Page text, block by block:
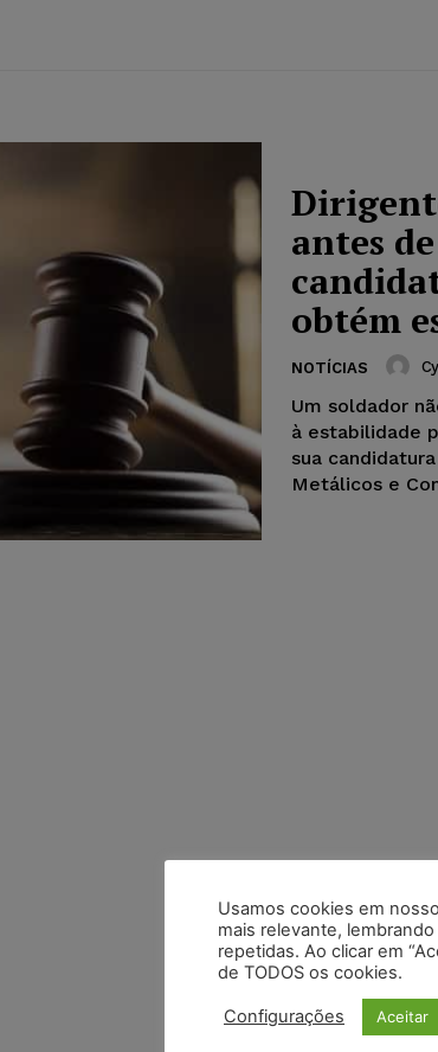
antes
obtém
NOTÍCIAS
Um soldador
à estabilidade
sua
Metálicos e
Usamos cookies em
mais relevante,
repetidas. Ao clicar em
de TODOS os cookies.
Configurações Aceitar